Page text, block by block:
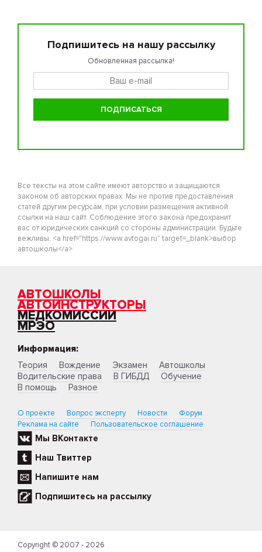
Подпишитесь на нашу рассылку
Обновленная рассылка!
Все тексты на этом сайте имеют авторство и защищаются
законом об авторских правах. Мы не против предоставления
статей другим ресурсам, при условии размещения активной
ссылки на наш сайт. Соблюдение этого закона предохранит
вас от юридических санкций со стороны администрации. Будьте
вежливы. <a href="https://www.avtogai.ru" target=_blank>выбор
автошколы</a>
АВТОШКОЛЫ
АВТОИНСТРУКТОРЫ
МЕДКОМИССИИ
МРЭО
Информация:
Теория
Вождение Экзамен
Автошколы
Водительские права
В ГИБДД
Обучение
В помощь
Разное
О проекте Вопрос эксперту Новости
Форум
Реклама на сайте
Пользовательское соглашение
Мы ВКонтакте
Наш Твиттер
Напишите нам
Подпишитесь на рассылку
Copyright © 2007 - 2026